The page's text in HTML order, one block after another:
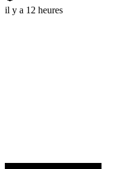
il y a 12 heures